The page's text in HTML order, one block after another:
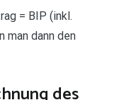
= BIP (inkl.
man dann den
des